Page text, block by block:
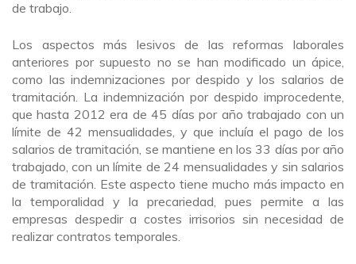
de trabajo.
Los aspectos más lesivos de las reformas laborales
anteriores por supuesto no se han modificado un ápice,
como las indemnizaciones por despido y los salarios de
tramitación. La indemnización por despido improcedente,
que hasta 2012 era de 45 días por año trabajado con un
límite de 42 mensualidades, y que incluía el pago de los
salarios de tramitación, se mantiene en los 33 días por año
trabajado, con un límite de 24 mensualidades y sin salarios
de tramitación. Este aspecto tiene mucho más impacto en
la temporalidad y la precariedad, pues permite a las
empresas despedir a costes irrisorios sin necesidad de
realizar contratos temporales.